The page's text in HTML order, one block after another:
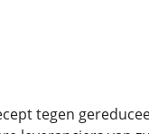
tegen